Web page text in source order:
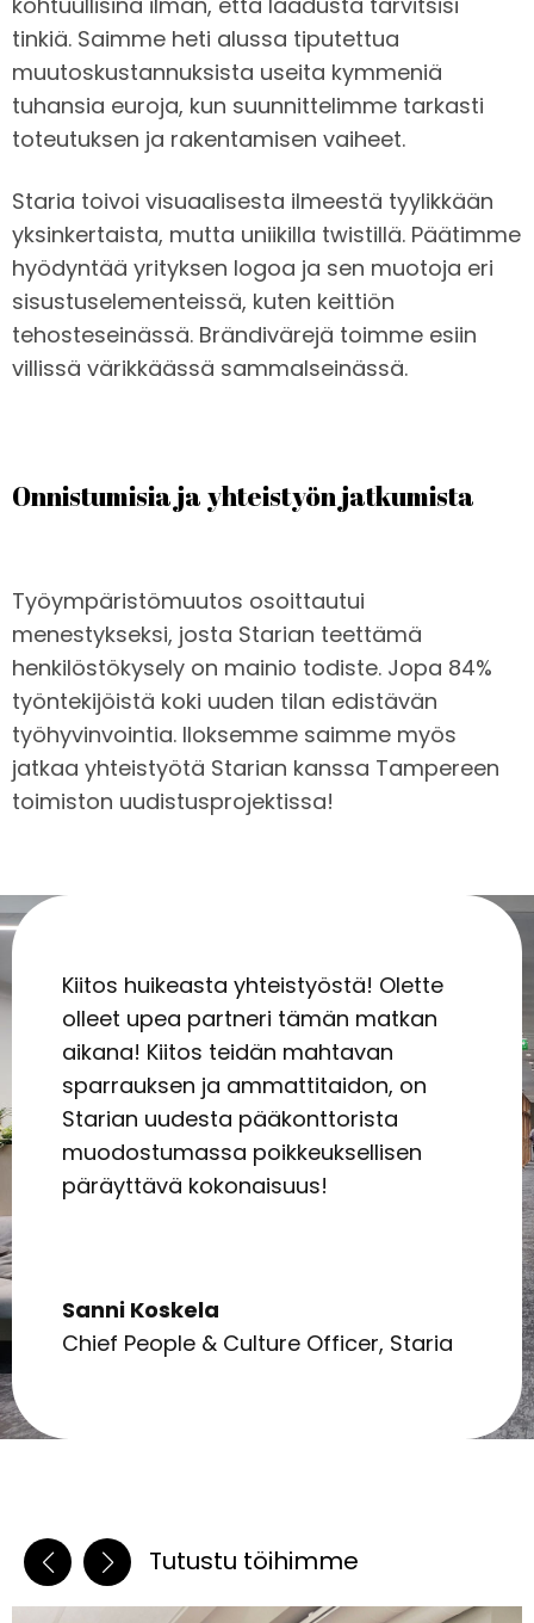
tinkiä. Saimme heti alussa tiputettua
muutoskustannuksista useita kymmeniä
tuhansia euroja, kun suunnittelimme tarkasti
toteutuksen ja rakentamisen vaiheet.
Staria toivoi visuaalisesta ilmeestä tyylikkään
yksinkertaista, mutta uniikilla twistillä. Päätimme
hyödyntää yrityksen logoa ja sen muotoja eri
sisustuselementeissä, kuten keittiön
tehosteseinässä. Brändivärejä toimme esiin
villissä värikkäässä sammalseinässä.
Onnistumisia ja yhteistyön jatkumista
Työympäristömuutos osoittautui
menestykseksi, josta Starian teettämä
henkilöstökysely on mainio todiste. Jopa 84%
työntekijöistä koki uuden tilan edistävän
työhyvinvointia. Iloksemme saimme myös
jatkaa yhteistyötä Starian kanssa Tampereen
toimiston uudistusprojektissa!
Kiitos huikeasta yhteistyöstä! Olette
olleet upea partneri tämän matkan
aikana! Kiitos teidän mahtavan
sparrauksen ja ammattitaidon, on
Starian uudesta pääkonttorista
muodostumassa poikkeuksellisen
päräyttävä kokonaisuus!
Sanni Koskela
Chief People & Culture Officer, Staria
Tutustu töihimme